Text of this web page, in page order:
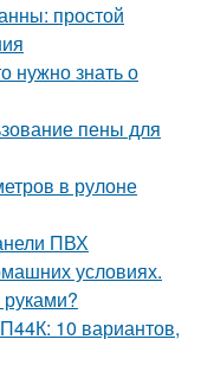
простой
нужно знать о
пены для
в рулоне
ПВХ
условиях.
руками?
10 вариантов,